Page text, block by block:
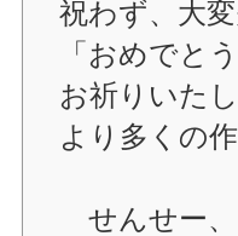
祝わず、大
「おめでと
お祈りいた
より多くの
せんせー、